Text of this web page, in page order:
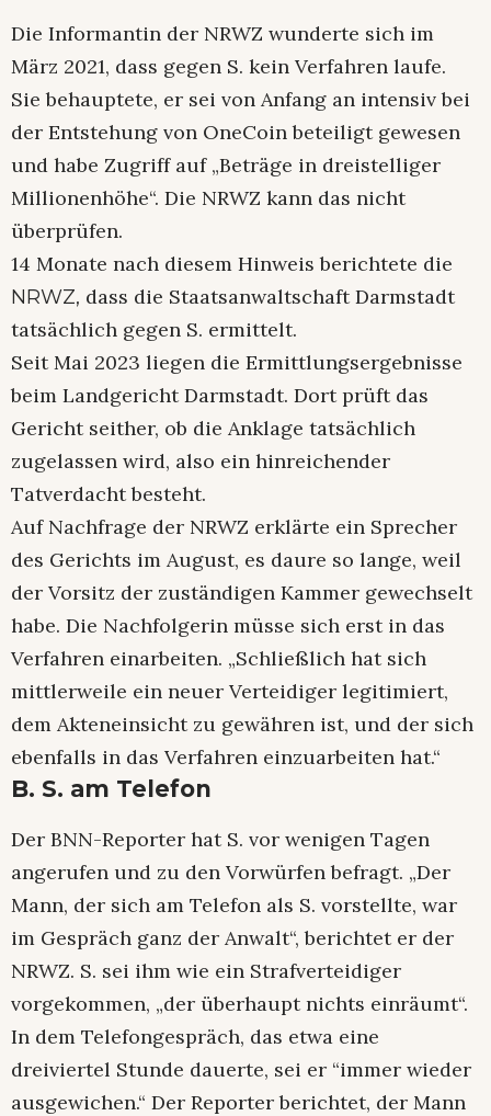
Die Informantin der NRWZ wunderte sich im
März 2021, dass gegen S. kein Verfahren laufe.
Sie behauptete, er sei von Anfang an intensiv bei
der Entstehung von OneCoin beteiligt gewesen
und habe Zugriff auf „Beträge in dreistelliger
Millionenhöhe“. Die NRWZ kann das nicht
überprüfen.
14 Monate nach diesem Hinweis berichtete die
NRWZ, dass die Staatsanwaltschaft Darmstadt
tatsächlich gegen S. ermittelt.
Seit Mai 2023 liegen die Ermittlungsergebnisse
beim Landgericht Darmstadt. Dort prüft das
Gericht seither, ob die Anklage tatsächlich
zugelassen wird, also ein hinreichender
Tatverdacht besteht.
Auf Nachfrage der NRWZ erklärte ein Sprecher
des Gerichts im August, es daure so lange, weil
der Vorsitz der zuständigen Kammer gewechselt
habe. Die Nachfolgerin müsse sich erst in das
Verfahren einarbeiten. „Schließlich hat sich
mittlerweile ein neuer Verteidiger legitimiert,
dem Akteneinsicht zu gewähren ist, und der sich
ebenfalls in das Verfahren einzuarbeiten hat.“
B. S. am Telefon
Der BNN-Reporter hat S. vor wenigen Tagen
angerufen und zu den Vorwürfen befragt. „Der
Mann, der sich am Telefon als S. vorstellte, war
im Gespräch ganz der Anwalt“, berichtet er der
NRWZ. S. sei ihm wie ein Strafverteidiger
vorgekommen, „der überhaupt nichts einräumt“.
In dem Telefongespräch, das etwa eine
dreiviertel Stunde dauerte, sei er “immer wieder
ausgewichen.“ Der Reporter berichtet, der Mann